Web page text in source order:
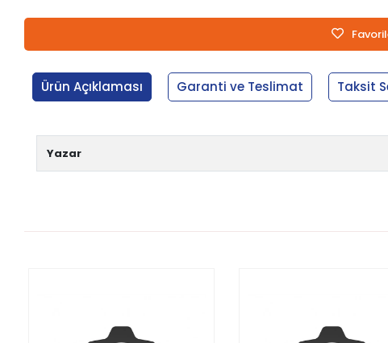
Ürün Açıklaması Garanti ve Teslimat Taksit
Yazar